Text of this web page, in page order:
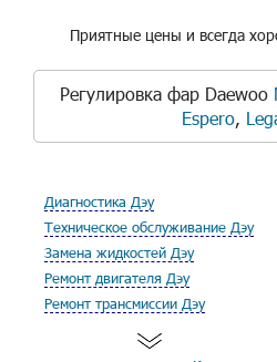
Приятные цены и всегда
Регулировка фар Daewoo
Espero,
Диагностика Дэу
Техническое обслуживание Дэу
Замена жидкостей Дэу
Ремонт двигателя Дэу
Ремонт трансмиссии Дэу